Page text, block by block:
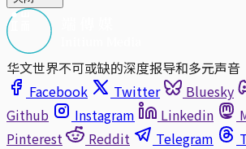
华文世界不可或缺的深度报导和多元声音
Facebook
Twitter Bluesky
Github
Instagram Linkedin
Pinterest
Reddit Telegram